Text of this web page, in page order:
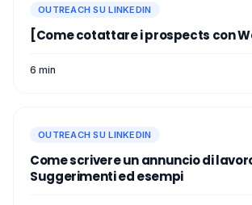
OUTREACH SU LINKEDIN
[Come cotattare i prospects con
6 min
OUTREACH SU LINKEDIN
Come scrivere un annuncio di
Suggerimenti ed esempi